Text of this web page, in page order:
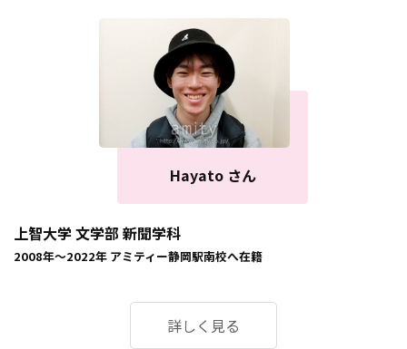
Hayato さん
上智大学 文学部 新聞学科
2008年～2022年 アミティー静岡駅南校へ在籍
詳しく見る